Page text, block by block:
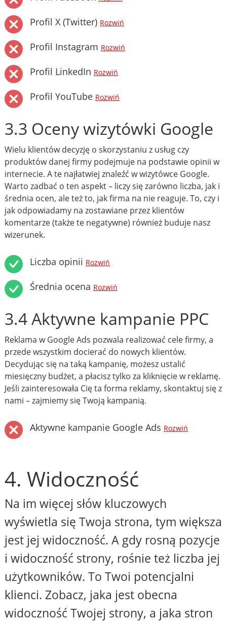
Profil X (Twitter) Rozwiń
Profil Instagram Rozwiń
Profil LinkedIn Rozwiń
Profil YouTube Rozwiń
3.3 Oceny wizytówki Google
Wielu klientów decyzję o skorzystaniu z usług czy
produktów danej firmy podejmuje na podstawie opinii w
internecie. A te najłatwiej znaleźć w wizytówce Google.
Warto zadbać o ten aspekt – liczy się zarówno liczba, jak i
średnia ocen, ale też to, jak firma na nie reaguje. To, czy i
jak odpowiadamy na zostawiane przez klientów
komentarze (także te negatywne) również buduje nasz
wizerunek.
Liczba opinii Rozwiń
Średnia ocena Rozwiń
3.4 Aktywne kampanie PPC
Reklama w Google Ads pozwala realizować cele firmy, a
przede wszystkim docierać do nowych klientów.
Decydując się na taką kampanię, możesz ustalić
miesięczny budżet, a płacisz tylko za kliknięcie w reklamę.
Jeśli zainteresowała Cię ta forma reklamy, skontaktuj się z
nami – zajmiemy się Twoją kampanią.
Aktywne kampanie Google Ads Rozwiń
4. Widoczność
Na im więcej słów kluczowych
wyświetla się Twoja strona, tym większa
jest jej widoczność. A gdy rosną pozycje
i widoczność strony, rośnie też liczba jej
użytkowników. To Twoi potencjalni
klienci. Zobacz, jaka jest obecna
widoczność Twojej strony, a jaka stron